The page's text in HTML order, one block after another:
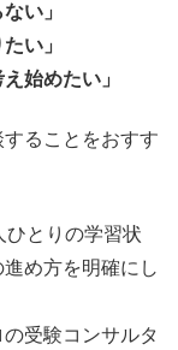
い」
い」
始めたい」
ることをおすす
ひとりの学習状
め方を明確にし
受験コンサルタ